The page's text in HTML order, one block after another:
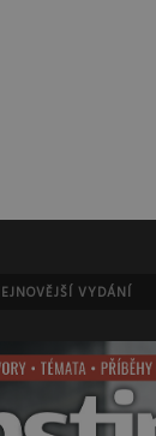
VYDÁNÍ